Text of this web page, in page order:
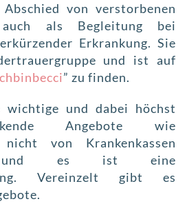
von verstorbenen
als Begleitung bei
Erkrankung. Sie
und ist auf
” zu finden.
wichtige und dabei höchst
Angebote wie
nicht von Krankenkassen
und es ist eine
Vereinzelt gibt es